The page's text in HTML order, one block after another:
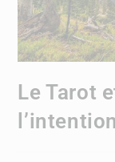
Le Tarot
l’intention